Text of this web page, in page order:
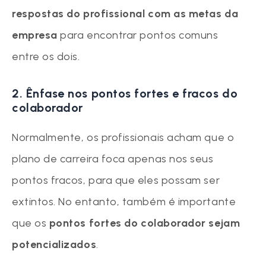
respostas do profissional com as metas da
empresa para encontrar pontos comuns
entre os dois.
2. Ênfase nos pontos fortes e fracos do
colaborador
Normalmente, os profissionais acham que o
plano de carreira foca apenas nos seus
pontos fracos, para que eles possam ser
extintos. No entanto, também é importante
que os pontos fortes do colaborador sejam
potencializados.